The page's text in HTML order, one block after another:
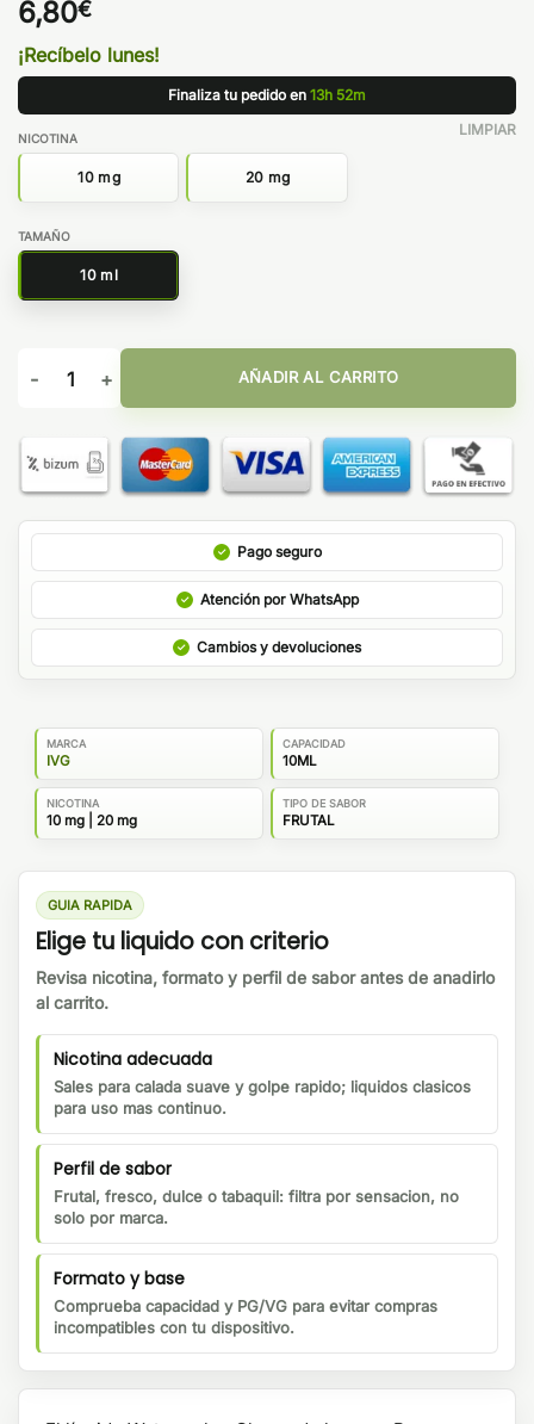
Valorado
con5de 5
en base a
1
valoración
de un
6,80€
¡Recíbelo lunes!
Finaliza tu pedido en 13h 52m
NICOTINA
10 mg 20 mg
TAMAÑO
10 ml
LIMPIAR
Watermelon Cherry 10ml - IVG Salt cantidad
AÑADIR AL CARRITO
Pago seguro
Atención por WhatsApp
Cambios y devoluciones
MARCA
IVG
CAPACIDAD
10ML
NICOTINA
10 mg | 20 mg
TIPO DE SABOR
FRUTAL
GUIA RAPIDA
Elige tu liquido con criterio
Revisa nicotina, formato y perfil de sabor antes de anadirlo
al carrito.
Nicotina adecuada
Sales para calada suave y golpe rapido; liquidos clasicos
para uso mas continuo.
Perfil de sabor
Frutal, fresco, dulce o tabaquil: filtra por sensacion, no
solo por marca.
Formato y base
Comprueba capacidad y PG/VG para evitar compras
incompatibles con tu dispositivo.